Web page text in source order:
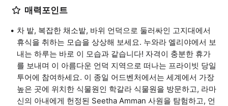
매력포인트
차 밭, 복잡한 채소밭, 바위 언덕으로 둘러싸인 고지대에서
휴식을 취하는 모습을 상상해 보세요. 누와라 엘리야에서 보
내는 하루는 바로 이 모습과 같습니다! 자격이 충분한 휴가
를 보내며 이 아름다운 언덕 지역으로 떠나는 프라이빗 당일
투어에 참여하세요. 이 종일 어드벤처에서는 세계에서 가장
높은 곳에 위치한 식물원인 학갈라 식물원을 방문하고, 라마
신의 아내에게 헌정된 Seetha Amman 사원을 탐험하고, 언